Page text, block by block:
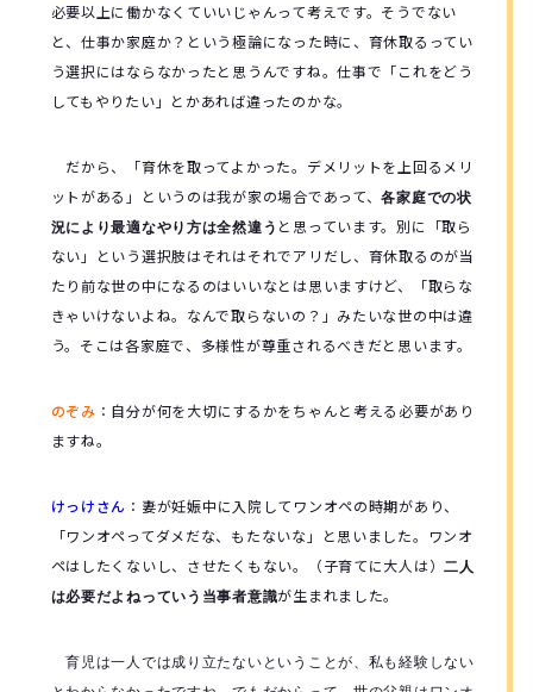
必要以上に働かなくていいじゃんって考えです。そうでない
と、仕事か家庭か？という極論になった時に、育休取るってい
う選択にはならなかったと思うんですね。仕事で「これをどう
してもやりたい」とかあれば違ったのかな。
だから、「育休を取ってよかった。デメリットを上回るメリ
ットがある」というのは我が家の場合であって、各家庭での状
況により最適なやり方は全然違う と思っています。別に「取ら
ない」という選択肢はそれはそれでアリだし、育休取るのが当
たり前な世の中になるのはいいなとは思いますけど、「取らな
きゃいけないよね。なんで取らないの？」みたいな世の中は違
う。そこは各家庭で、多様性が尊重されるべきだと思います。
のぞみ ： 自分が何を大切にするかをちゃんと考える必要があり
ますね。
けっけさん ： 妻が妊娠中に入院してワンオペの時期があり、
「ワンオペってダメだな、もたないな」と思いました。ワンオ
ペはしたくないし、させたくもない。
（子育てに大人は）二人
は必要だよねっていう当事者意識が生まれました。
育児は一人では成り立たないということが、私も経験しない